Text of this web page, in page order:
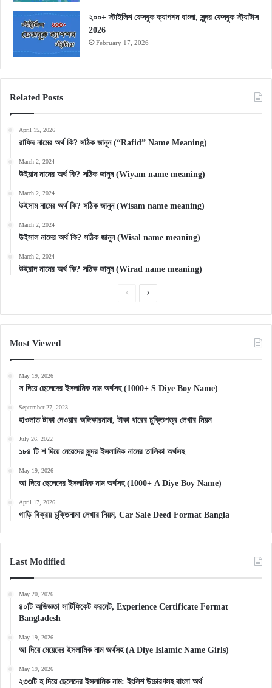
২০০+ স্টাইলিশ ফেসবুক ক্যাপশন বাংলা, সুন্দর ফেসবুক স্ট্যাটাস
2026
February 17, 2026
Related Posts
April 15, 2026
রাফিদ নামের অর্থ কি? সঠিক জানুন (“Rafid” Name Meaning)
March 2, 2024
উইয়াম নামের অর্থ কি? সঠিক জানুন (Wiyam name meaning)
March 2, 2024
উইসাম নামের অর্থ কি? সঠিক জানুন (Wisam name meaning)
March 2, 2024
উইসাল নামের অর্থ কি? সঠিক জানুন (Wisal name meaning)
March 2, 2024
উইরাদ নামের অর্থ কি? সঠিক জানুন (Wirad name meaning)
PreviousNext
Most Viewed
May 19, 2026
স দিয়ে ছেলেদের ইসলামিক নাম অর্থসহ (1000+ S Diye Boy Name)
September 27, 2023
হাওলাত টাকা দেওয়ার অঙ্গিকারনামা, টাকা ধারের চুক্তিপত্র লেখার নিয়ম
July 26, 2022
১৮৪ টি শ দিয়ে মেয়েদের সুন্দর ইসলামিক নামের তালিকা অর্থসহ
May 19, 2026
আ দিয়ে ছেলেদের ইসলামিক নাম অর্থসহ (1000+ A Diye Boy Name)
April 17, 2026
গাড়ি বিক্রয় চুক্তিনামা লেখার নিয়ম, Car Sale Deed Format Bangla
Last Modified
May 20, 2026
৪০টি অভিজ্ঞতা সার্টিফিকেট ফরমেট, Experience Certificate Format
Bangladesh
May 19, 2026
আ দিয়ে মেয়েদের ইসলামিক নাম অর্থসহ (A Diye Islamic Name Girls)
May 19, 2026
২৩৩টি হ দিয়ে ছেলেদের ইসলামিক নাম: ইংলিশ উচ্চারণসহ বাংলা অর্থ